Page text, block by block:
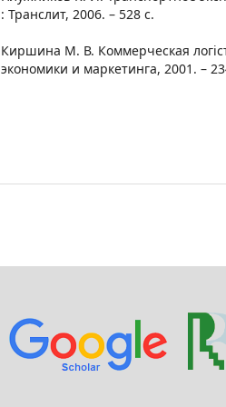
: Транслит, 2006. – 528 с.
Киршина М. В. Коммерческая
экономики и маркетинга, 2001. –